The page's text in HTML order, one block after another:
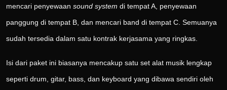
mencari penyewaan sound system di tempat A, penyewaan
panggung di tempat B, dan mencari band di tempat C. Semuanya
sudah tersedia dalam satu kontrak kerjasama yang ringkas.
Isi dari paket ini biasanya mencakup satu set alat musik lengkap
seperti drum, gitar, bass, dan keyboard yang dibawa sendiri oleh